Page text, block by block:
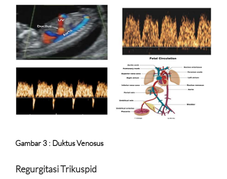
Gambar 3 : Duktus Venosus
Regurgitasi Trikuspid